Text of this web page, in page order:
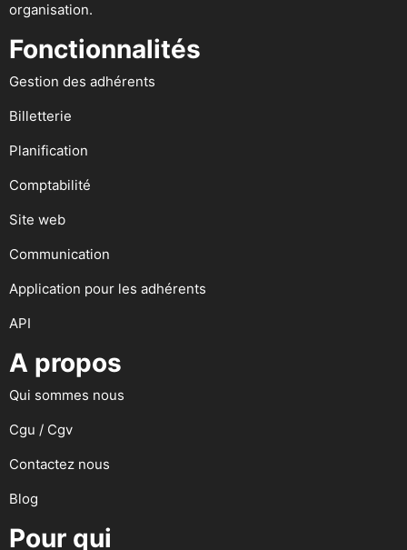
organisation.
Fonctionnalités
Gestion des adhérents
Billetterie
Planification
Comptabilité
Site web
Communication
Application pour les adhérents
API
A propos
Qui sommes nous
Cgu / Cgv
Contactez nous
Blog
Pour qui